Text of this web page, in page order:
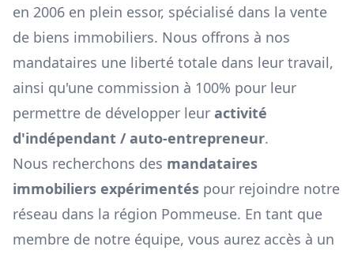
en 2006 en plein essor, spécialisé dans la vente
de biens immobiliers. Nous offrons à nos
mandataires une liberté totale dans leur travail,
ainsi qu'une commission à 100% pour leur
permettre de développer leur activité
d'indépendant / auto-entrepreneur.
Nous recherchons des mandataires
immobiliers expérimentés pour rejoindre notre
réseau dans la région Pommeuse. En tant que
membre de notre équipe, vous aurez accès à un